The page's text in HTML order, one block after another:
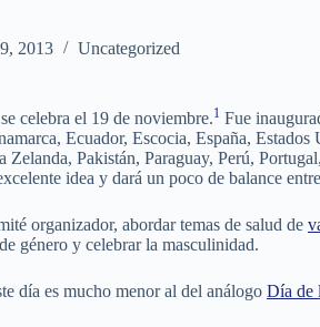
2013 Uncategorized
celebra el 19 de noviembre.1 Fue
Ecuador, Escocia, España,
Pakistán, Paraguay, Perú,
idea y dará un poco de balance
organizador, abordar temas de salud de
género y celebrar la masculinidad.
día es mucho menor al del análogo Día de